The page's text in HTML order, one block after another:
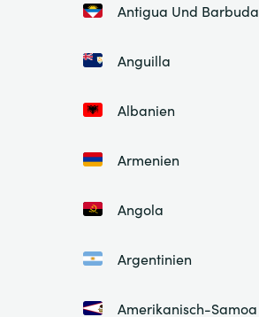
Antigua Und Barbuda
Anguilla
Albanien
Armenien
Angola
Argentinien
Amerikanisch-Samoa